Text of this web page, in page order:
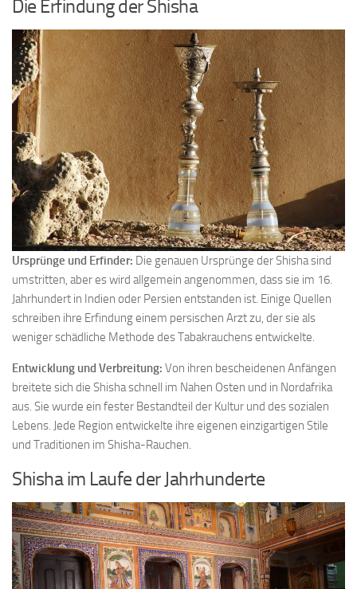
Die Erfindung der Shisha
Ursprünge und Erfinder: Die genauen Ursprünge der Shisha sind
umstritten, aber es wird allgemein angenommen, dass sie im 16.
Jahrhundert in Indien oder Persien entstanden ist. Einige Quellen
schreiben ihre Erfindung einem persischen Arzt zu, der sie als
weniger schädliche Methode des Tabakrauchens entwickelte.
Entwicklung und Verbreitung: Von ihren bescheidenen Anfängen
breitete sich die Shisha schnell im Nahen Osten und in Nordafrika
aus. Sie wurde ein fester Bestandteil der Kultur und des sozialen
Lebens. Jede Region entwickelte ihre eigenen einzigartigen Stile
und Traditionen im Shisha-Rauchen.
Shisha im Laufe der Jahrhunderte